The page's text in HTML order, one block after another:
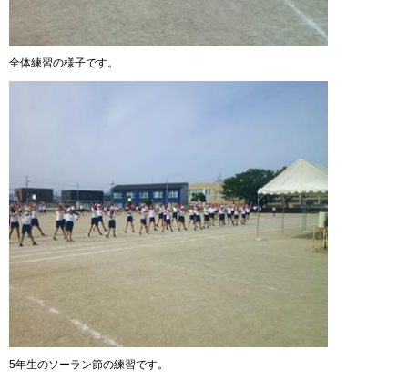
全体練習の様子です。
5年生のソーラン節の練習です。